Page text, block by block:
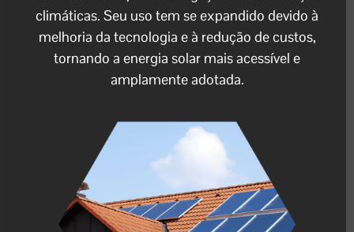
climáticas. Seu uso tem se expandido devido à
melhoria da tecnologia e à redução de custos,
tornando a energia solar mais acessível e
amplamente adotada.